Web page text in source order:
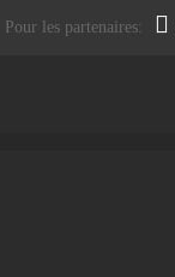
Pour les partenaires: